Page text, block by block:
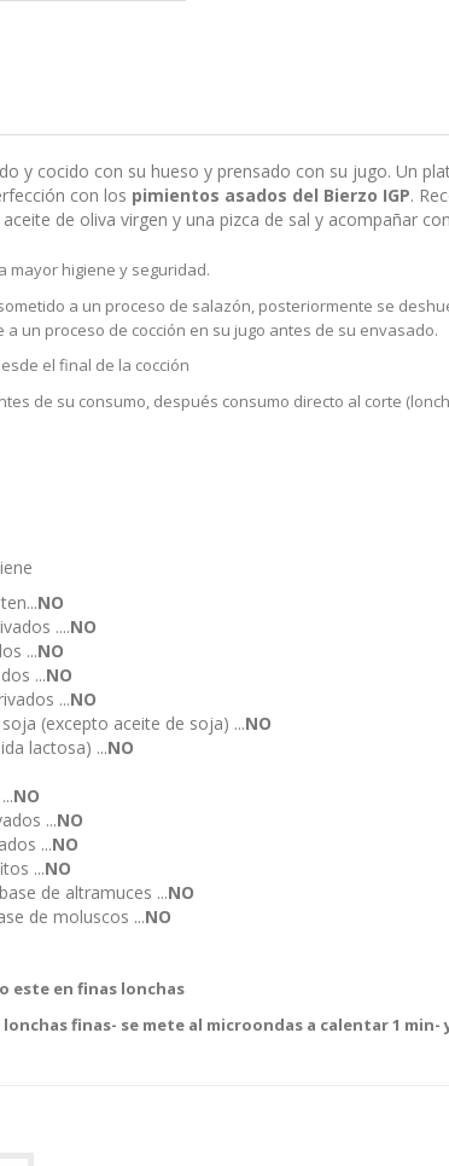
y cocido con su hueso y prensado con su jugo. Un
con los pimientos asados del Bierzo IGP.
de oliva virgen y una pizca de sal y acompañar
mayor higiene y seguridad.
a un proceso de salazón, posteriormente se
un proceso de cocción en su jugo antes de su envasado.
el final de la cocción
de su consumo, después consumo directo al corte
NO
....NO
...NO
...NO
...NO
(excepto aceite de soja) ...NO
lactosa) ...NO
NO
...NO
...NO
...NO
de altramuces ...NO
de moluscos ...NO
este en finas lonchas
finas- se mete al microondas a calentar 1 min-